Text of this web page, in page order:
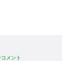
メント